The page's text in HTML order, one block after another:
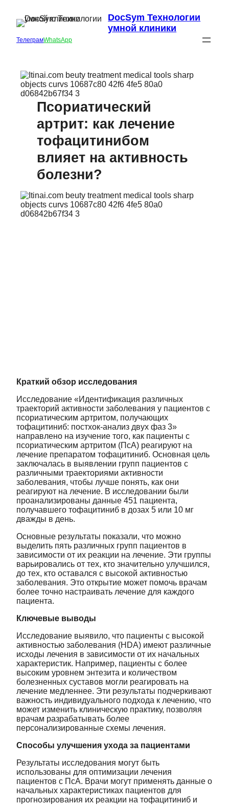
DocSym Технологии
умной клиники
ТелеграмWhatsApp
Псориатический
артрит: как лечение
тофацитинибом
влияет на активность
болезни?
Краткий обзор исследования
Исследование «Идентификация различных
траекторий активности заболевания у пациентов с
псориатическим артритом, получающих
тофацитиниб: постхок-анализ двух фаз 3»
направлено на изучение того, как пациенты с
псориатическим артритом (ПсА) реагируют на
лечение препаратом тофацитиниб. Основная цель
заключалась в выявлении групп пациентов с
различными траекториями активности
заболевания, чтобы лучше понять, как они
реагируют на лечение. В исследовании были
проанализированы данные 451 пациента,
получавшего тофацитиниб в дозах 5 или 10 мг
дважды в день.
Основные результаты показали, что можно
выделить пять различных групп пациентов в
зависимости от их реакции на лечение. Эти группы
варьировались от тех, кто значительно улучшился,
до тех, кто оставался с высокой активностью
заболевания. Это открытие может помочь врачам
более точно настраивать лечение для каждого
пациента.
Ключевые выводы
Исследование выявило, что пациенты с высокой
активностью заболевания (HDA) имеют различные
исходы лечения в зависимости от их начальных
характеристик. Например, пациенты с более
высоким уровнем энтезита и количеством
болезненных суставов могли реагировать на
лечение медленнее. Эти результаты подчеркивают
важность индивидуального подхода к лечению, что
может изменить клиническую практику, позволяя
врачам разрабатывать более
персонализированные схемы лечения.
Способы улучшения ухода за пациентами
Результаты исследования могут быть
использованы для оптимизации лечения
пациентов с ПсА. Врачи могут применять данные о
начальных характеристиках пациентов для
прогнозирования их реакции на тофацитиниб и